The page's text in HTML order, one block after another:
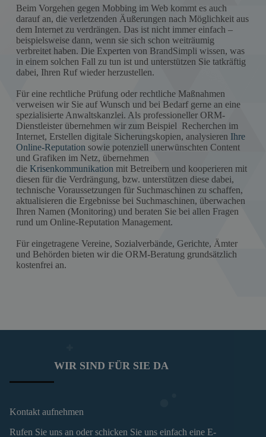
Beim Vorgehen gegen Mobbing im Web kommt es auch
darauf an, die verletzenden Äußerungen nach Möglichkeit aus
dem Internet zu verdrängen. Das ist nicht immer einfach –
beispielsweise dann, wenn sie sich schon weiträumig
verbreitet haben. Die Experten von BrandSimpli wissen, was
in einem solchen Fall zu tun ist und unterstützen Sie tatkräftig
dabei, Ihren Ruf wieder herzustellen.
Für eine rechtliche Prüfung oder rechtliche Maßnahmen
verweisen wir Sie auf Wunsch und bei Bedarf gerne an eine
spezialisierte Anwaltskanzlei. Als professioneller ORM-
Dienstleister übernehmen wir zum Beispiel Recherchen im
Internet, Erstellen digitale Sicherungskopien, analysieren Ihre
Online-Reputation sowie potenziell unerwünschten Content
und Grafiken im Netz, übernehmen
die Krisenkommunikation mit Betreibern und kooperieren mit
diesen für die Verdrängung, bzw. unterstützen diese dabei,
technische Voraussetzungen für Suchmaschinen zu schaffen,
aktualisieren die Ergebnisse bei Suchmaschinen, überwachen
Ihren Namen (Monitoring) und beraten Sie bei allen Fragen
rund um Online-Reputation Management.
Für eingetragene Vereine, Sozialverbände, Gerichte, Ämter
und Behörden bieten wir die ORM-Beratung grundsätzlich
kostenfrei an.
WIR SIND FÜR SIE DA
Kontakt aufnehmen
Rufen Sie uns an oder schicken Sie uns einfach eine E-